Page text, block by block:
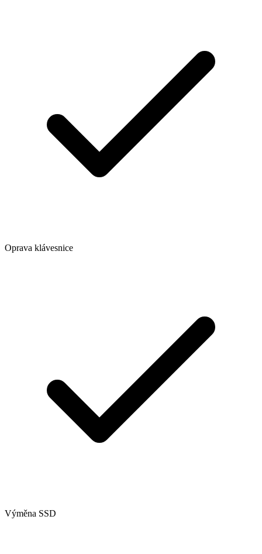
Oprava klávesnice
Výměna SSD